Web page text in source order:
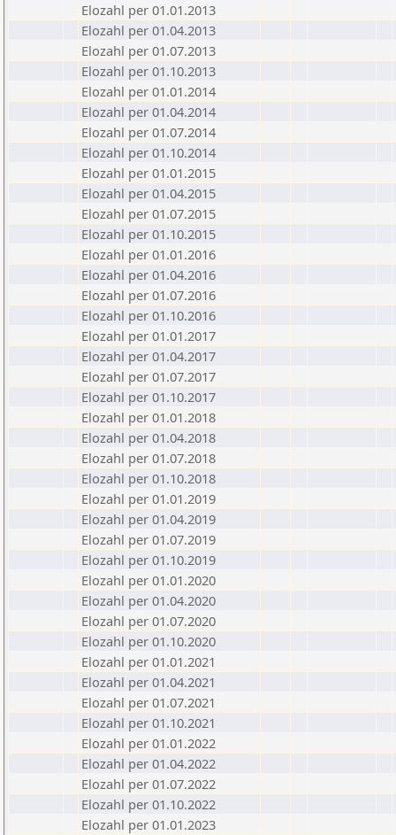
Elozahl per 01.01.2013
Elozahl per 01.04.2013
Elozahl per 01.07.2013
Elozahl per 01.10.2013
Elozahl per 01.01.2014
Elozahl per 01.04.2014
Elozahl per 01.07.2014
Elozahl per 01.10.2014
Elozahl per 01.01.2015
Elozahl per 01.04.2015
Elozahl per 01.07.2015
Elozahl per 01.10.2015
Elozahl per 01.01.2016
Elozahl per 01.04.2016
Elozahl per 01.07.2016
Elozahl per 01.10.2016
Elozahl per 01.01.2017
Elozahl per 01.04.2017
Elozahl per 01.07.2017
Elozahl per 01.10.2017
Elozahl per 01.01.2018
Elozahl per 01.04.2018
Elozahl per 01.07.2018
Elozahl per 01.10.2018
Elozahl per 01.01.2019
Elozahl per 01.04.2019
Elozahl per 01.07.2019
Elozahl per 01.10.2019
Elozahl per 01.01.2020
Elozahl per 01.04.2020
Elozahl per 01.07.2020
Elozahl per 01.10.2020
Elozahl per 01.01.2021
Elozahl per 01.04.2021
Elozahl per 01.07.2021
Elozahl per 01.10.2021
Elozahl per 01.01.2022
Elozahl per 01.04.2022
Elozahl per 01.07.2022
Elozahl per 01.10.2022
Elozahl per 01.01.2023